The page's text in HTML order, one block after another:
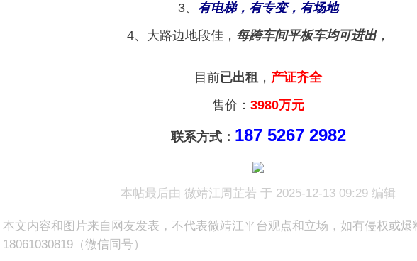
3、 有电梯，有专变，有场地
4、大路边地段佳， 每跨车间平板车均可进出，
目前已出租 ， 产证齐全
售价： 3980万元
联系方式： 187 5267 2982
本帖最后由 微靖江周芷若 于 2025-12-13 09:29 编辑
本文内容和图片来自网友发表，不代表微靖江平台观点和立场，如有侵权或爆
18061030819（微信同号）